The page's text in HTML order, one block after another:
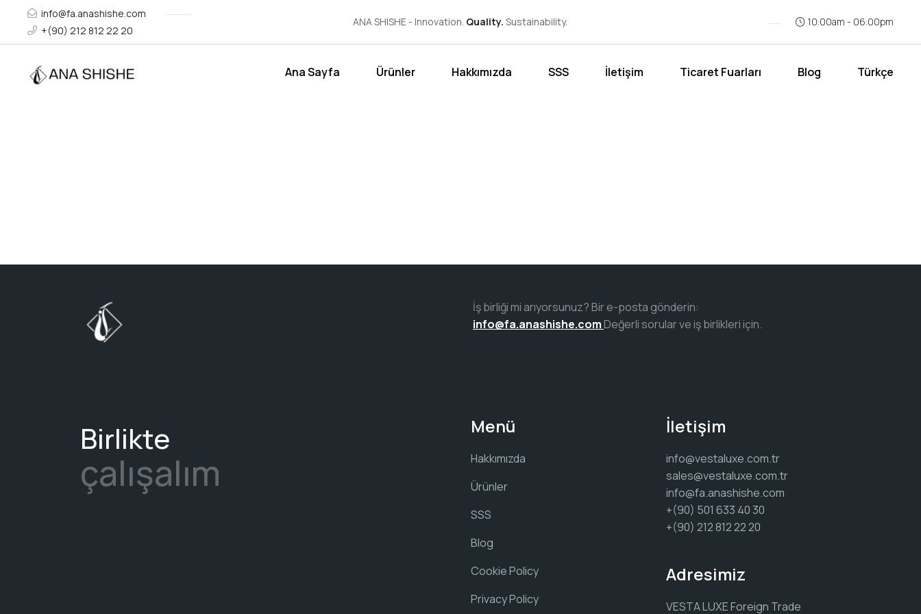
info@fa.anashishe.com
+(90) 212 812 22 20
ANA SHISHE - Innovation. Quality.Sustainability. 10:00am - 06:00pm
Ana Sayfa Ürünler Hakkımızda SSS İletişim Ticaret Fuarları Blog Türkçe
İş birliği mi arıyorsunuz? Bir e-posta gönderin:
info@fa.anashishe.comDeğerli sorular ve iş birlikleri için.
Birlikte
çalışalım
Menü
Hakkımızda
Ürünler
SSS
Blog
Cookie Policy
Privacy Policy
İletişim
info@vestaluxe.com.tr
sales@vestaluxe.com.tr
info@fa.anashishe.com
+(90) 501 633 40 30
+(90) 212 812 22 20
Adresimiz
VESTA LUXE Foreign Trade